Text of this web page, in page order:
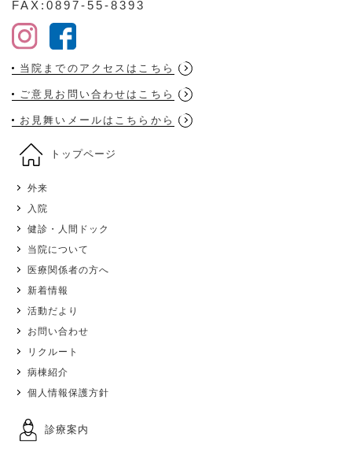
FAX:0897-55-8393
当院までのアクセスはこちら
ご意見お問い合わせはこちら
お見舞いメールはこちらから
トップページ
外来
入院
健診・人間ドック
当院について
医療関係者の方へ
新着情報
活動だより
お問い合わせ
リクルート
病棟紹介
個人情報保護方針
診療案内